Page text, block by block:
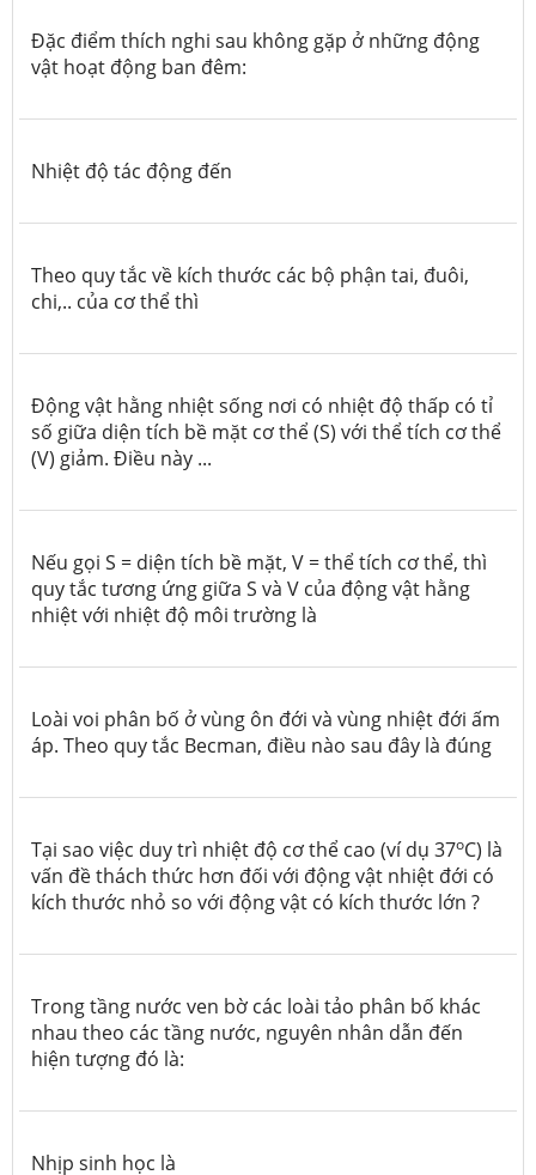
Đặc điểm thích nghi sau không gặp ở những động
vật hoạt động ban đêm:
Nhiệt độ tác động đến
Theo quy tắc về kích thước các bộ phận tai, đuôi,
chi,.. của cơ thể thì
Động vật hằng nhiệt sống nơi có nhiệt độ thấp có tỉ
số giữa diện tích bề mặt cơ thể (S) với thể tích cơ thể
(V) giảm. Điều này ...
Nếu gọi S = diện tích bề mặt, V = thể tích cơ thể, thì
quy tắc tương ứng giữa S và V của động vật hằng
nhiệt với nhiệt độ môi trường là
Loài voi phân bố ở vùng ôn đới và vùng nhiệt đới ấm
áp. Theo quy tắc Becman, điều nào sau đây là đúng
Tại sao việc duy trì nhiệt độ cơ thể cao (ví dụ 37oC) là
vấn đề thách thức hơn đối với động vật nhiệt đới có
kích thước nhỏ so với động vật có kích thước lớn ?
Trong tầng nước ven bờ các loài tảo phân bố khác
nhau theo các tầng nước, nguyên nhân dẫn đến
hiện tượng đó là:
Nhịp sinh học là